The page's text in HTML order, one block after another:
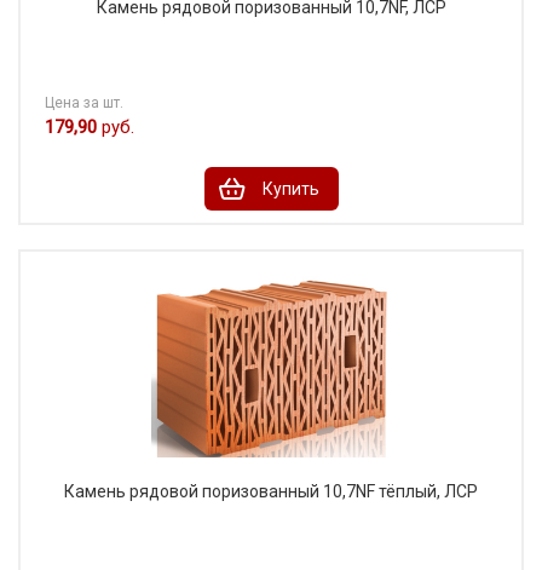
Камень рядовой поризованный 10,7NF, ЛСР
Цена за шт.
179,90 руб.
Купить
Камень рядовой поризованный 10,7NF тёплый, ЛСР